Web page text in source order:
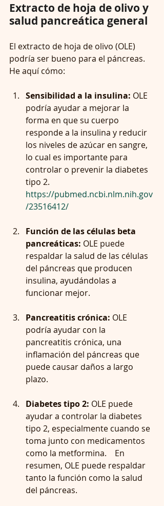
Extracto de hoja de olivo y
salud pancreática general
El extracto de hoja de olivo (OLE)
podría ser bueno para el páncreas.
He aquí cómo:
Sensibilidad a la insulina: OLE
podría ayudar a mejorar la
forma en que su cuerpo
responde a la insulina y reducir
los niveles de azúcar en sangre,
lo cual es importante para
controlar o prevenir la diabetes
tipo 2.
https://pubmed.ncbi.nlm.nih.gov
/23516412/
Función de las células beta
pancreáticas: OLE puede
respaldar la salud de las células
del páncreas que producen
insulina, ayudándolas a
funcionar mejor.
Pancreatitis crónica: OLE
podría ayudar con la
pancreatitis crónica, una
inflamación del páncreas que
puede causar daños a largo
plazo.
Diabetes tipo 2: OLE puede
ayudar a controlar la diabetes
tipo 2, especialmente cuando se
toma junto con medicamentos
como la metformina.    En
resumen, OLE puede respaldar
tanto la función como la salud
del páncreas.